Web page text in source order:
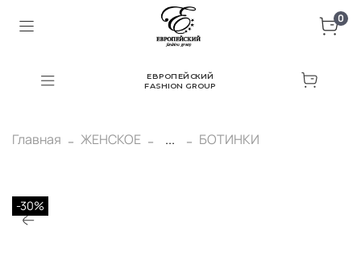
0
ЕВРОПЕЙСКИЙ
FASHION GROUP
Главная ЖЕНСКОЕ ... БОТИНКИ
-30%